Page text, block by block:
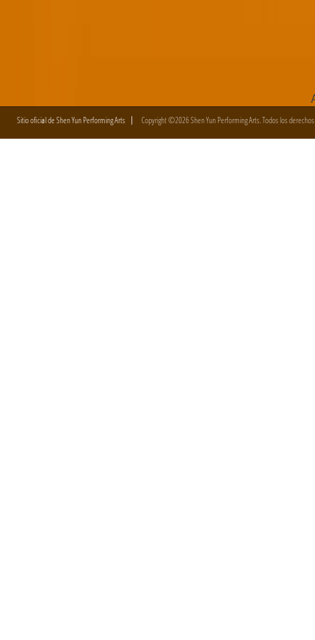
Sitio oficial de Shen Yun Performing Arts Copyright ©2026 Shen Yun Performing Arts. Todos los